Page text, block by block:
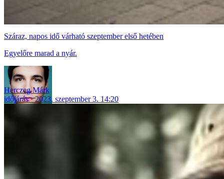
Száraz, napos idő várható szeptember első hetében
Egyelőre marad a nyár.
Herczeg Márk
időjárás
2023. szeptember 3. 14:20